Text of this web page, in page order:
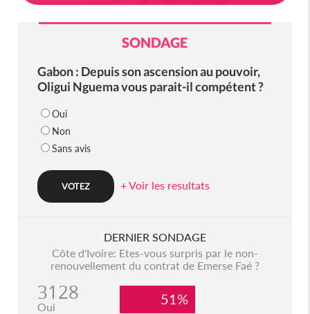
SONDAGE
Gabon : Depuis son ascension au pouvoir,
Oligui Nguema vous parait-il compétent ?
Oui
Non
Sans avis
+ Voir les resultats
DERNIER SONDAGE
Côte d'Ivoire: Etes-vous surpris par le non-
renouvellement du contrat de Emerse Faé ?
3128
Oui 51%